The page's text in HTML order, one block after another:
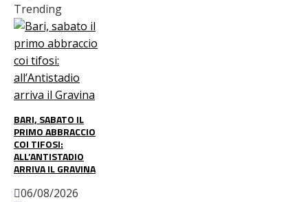
Trending
BARI, SABATO IL
PRIMO ABBRACCIO
COI TIFOSI:
ALL’ANTISTADIO
ARRIVA IL GRAVINA
06/08/2026